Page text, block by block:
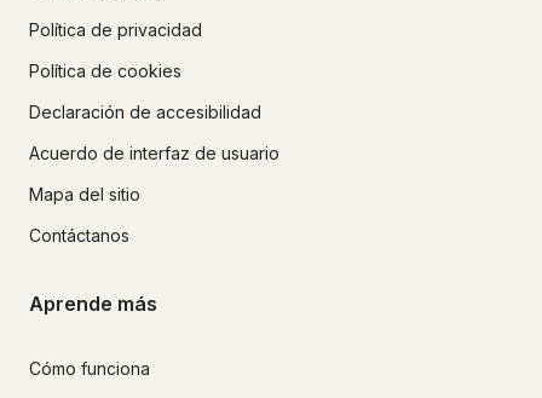
Política de privacidad
Política de cookies
Declaración de accesibilidad
Acuerdo de interfaz de usuario
Mapa del sitio
Contáctanos
Aprende más
Cómo funciona